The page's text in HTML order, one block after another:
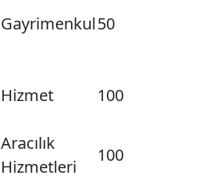
Gayrimenkul50
Hizmet
100
Aracılık
Hizmetleri
100